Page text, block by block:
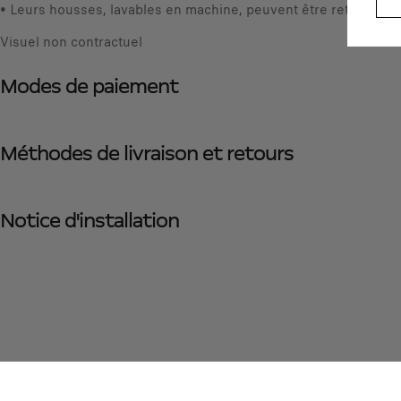
• Leurs housses, lavables en machine, peuvent être retirées
Visuel non contractuel
Modes de paiement
Méthodes de livraison et retours
Notice d'installation